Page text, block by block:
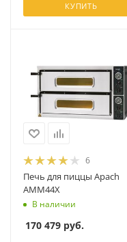
КУПИТЬ
6
Печь для пиццы Apach
AMM44X
В наличии
170 479 руб.